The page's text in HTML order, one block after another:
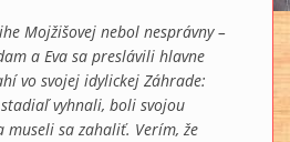
Mojžišovej nebol nesprávny –
a Eva sa preslávili hlavne
vo svojej idylickej Záhrade:
vyhnali, boli svojou
museli sa zahaliť. Verím, že